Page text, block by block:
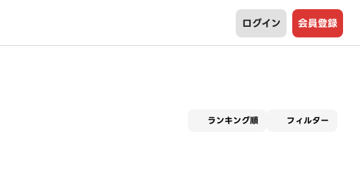
ログイン 会員登録
ランキング順 フィルター